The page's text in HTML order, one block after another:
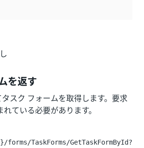
を返す
スク フォームを取得します。要求
れている必要があります。
forms/TaskForms/GetTaskFormById?